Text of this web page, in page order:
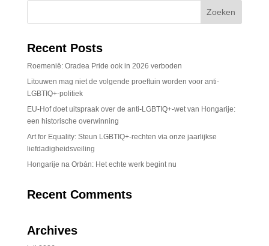
Recent Posts
Roemenië: Oradea Pride ook in 2026 verboden
Litouwen mag niet de volgende proeftuin worden voor anti-
LGBTIQ+-politiek
EU-Hof doet uitspraak over de anti-LGBTIQ+-wet van Hongarije:
een historische overwinning
Art for Equality: Steun LGBTIQ+-rechten via onze jaarlijkse
liefdadigheidsveiling
Hongarije na Orbán: Het echte werk begint nu
Recent Comments
Archives